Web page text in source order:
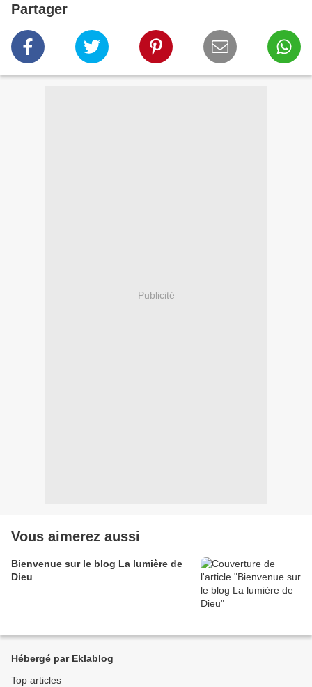
Partager
Publicité
Vous aimerez aussi
Bienvenue sur le blog La lumière de
Dieu
Hébergé par Eklablog
Top articles